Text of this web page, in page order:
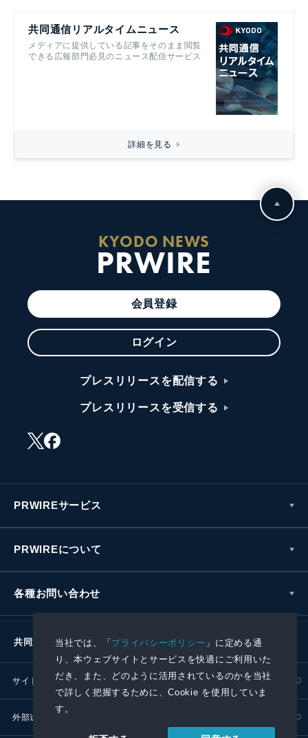
当社では、「プライバシーポリシー 」に定める通
り、本ウェブサイトとサービスを快適にご利用いた
だき、また、どのように活用されているのかを当社
で詳しく把握するために、Cookie を使用していま
す。
共同通信リアルタイムニュース
メディアに提供している記事をそのまま閲覧
できる広報部門必見のニュース配信サービス
詳細を見る
KYODO NEWS
PRWIRE
会員登録
ログイン
プレスリリースを配信する
プレスリリースを受信する
PRWIREサービス
PRWIREについて
各種お問い合わせ
共同通信社グループ
サイトポリシー プライバシーポリシー
外部送信ポリシー